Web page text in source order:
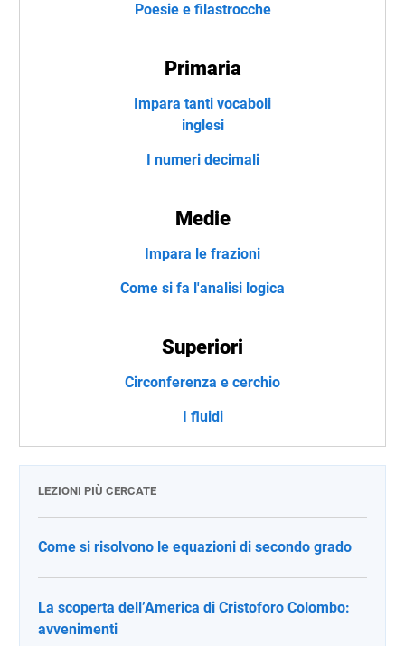
Poesie e filastrocche
Primaria
Impara tanti vocaboli
inglesi
I numeri decimali
Medie
Impara le frazioni
Come si fa l'analisi logica
Superiori
Circonferenza e cerchio
I fluidi
LEZIONI PIÙ CERCATE
Come si risolvono le equazioni di secondo grado
La scoperta dell’America di Cristoforo Colombo:
avvenimenti